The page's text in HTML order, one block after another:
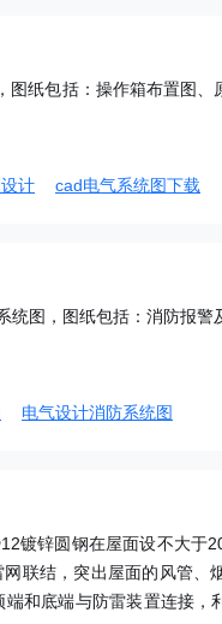
纸包括：操作箱布置图、
计 cad电气系统图下载
图，图纸包括：消防报警
电气设计消防系统图
镀锌圆钢在屋面设不大于
联结，突出屋面的风管、
和底端与防雷装置连接，